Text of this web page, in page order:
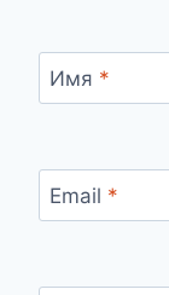
Имя *
Email *